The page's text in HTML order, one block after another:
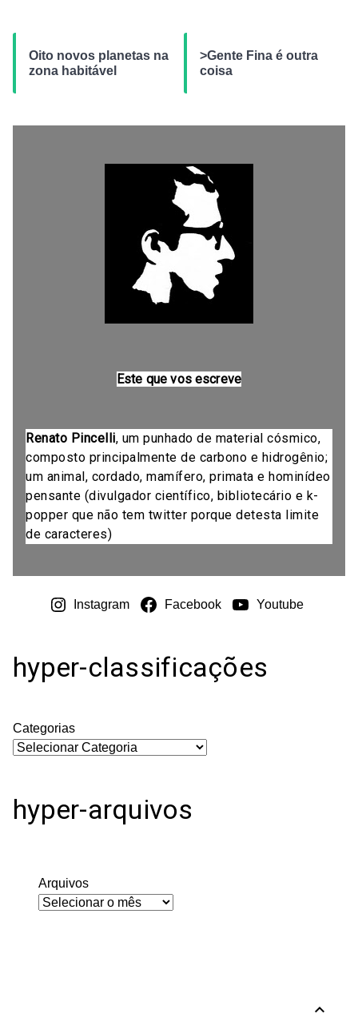
Oito novos planetas na
zona habitável
>Gente Fina é outra
coisa
Este que vos escreve
Renato Pincelli, um punhado de material cósmico,
composto principalmente de carbono e hidrogênio;
um animal, cordado, mamífero, primata e hominídeo
pensante (divulgador científico, bibliotecário e k-
popper que não tem twitter porque detesta limite
de caracteres)
Instagram Facebook Youtube
hyper-classificações
Categorias
hyper-arquivos
Arquivos
expand_less